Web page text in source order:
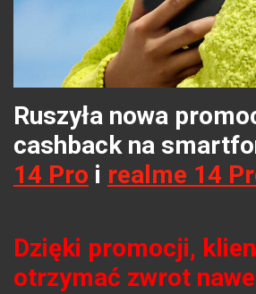
Ruszyła nowa
cashback na
14 Pro i realme 14
Dzięki promocji,
otrzymać zwrot